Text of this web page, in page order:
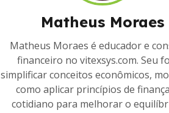
Matheus Moraes
Matheus Moraes é educador e
financeiro no vitexsys.com. Seu
simplificar conceitos econômicos,
como aplicar princípios de
cotidiano para melhorar o